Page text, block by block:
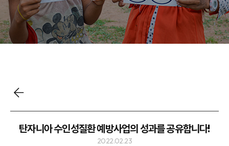
사업소식
탄자니아 수인성질환 예방사업의 성과를 공유합니다!
2022.02.23